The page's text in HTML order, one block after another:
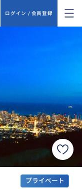
ログイン / 会員登録
プライベート